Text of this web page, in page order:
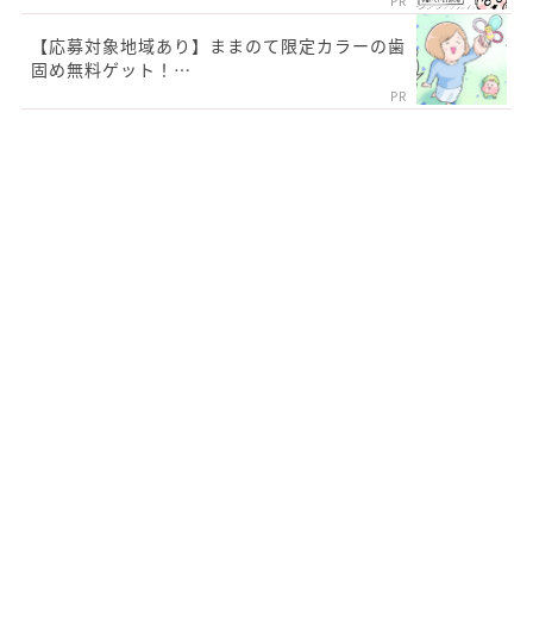
【応募対象地域あり】ままのて限定カラーの歯
固め無料ゲット！…
PR